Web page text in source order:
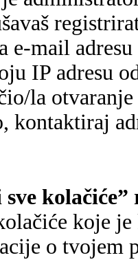
e-mail
IP adresu
la
kontaktiraj
kolačiće”
koje
o tvojem